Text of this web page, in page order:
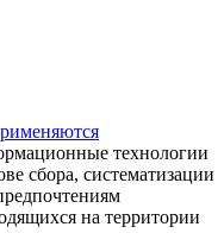
технологии
сбора, систематизации
на территории